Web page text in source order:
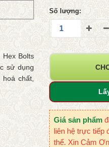
Bolts
sử dụng
chất,
Số lượng:
Giá sản phẩm
liên hệ trực tiếp
thể. Xin Cảm